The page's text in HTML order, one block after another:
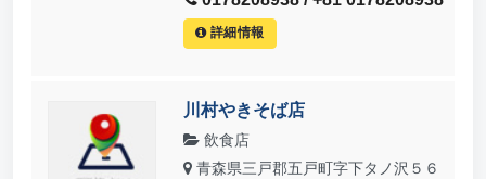
詳細情報
川村やきそば店
飲食店
青森県三戸郡五戸町字下タノ沢５６